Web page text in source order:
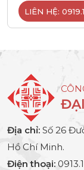
LIÊN HỆ:
Địa chỉ: Số 26
Hồ Chí Minh.
Điện thoại: